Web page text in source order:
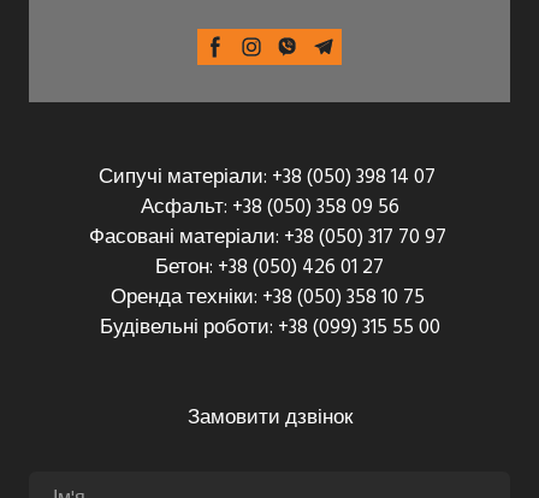
Сипучі матеріали: +38 (050) 398 14 07
Асфальт: +38 (050) 358 09 56
Фасовані матеріали: +38 (050) 317 70 97
Бетон: +38 (050) 426 01 27
Оренда техніки: +38 (050) 358 10 75
Будівельні роботи: +38 (099) 315 55 00
Замовити дзвінок